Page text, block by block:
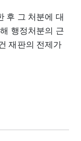
후 그 처분에 대
행정처분의 근
재판의 전제가